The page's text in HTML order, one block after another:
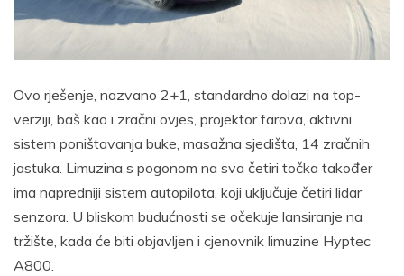
Ovo rješenje, nazvano 2+1, standardno dolazi na top-
verziji, baš kao i zračni ovjes, projektor farova, aktivni
sistem poništavanja buke, masažna sjedišta, 14 zračnih
jastuka. Limuzina s pogonom na sva četiri točka također
ima napredniji sistem autopilota, koji uključuje četiri lidar
senzora. U bliskom budućnosti se očekuje lansiranje na
tržište, kada će biti objavljen i cjenovnik limuzine Hyptec
A800.